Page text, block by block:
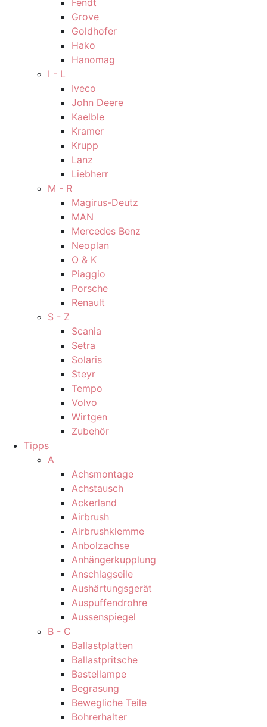
Fendt
Grove
Goldhofer
Hako
Hanomag
I - L
Iveco
John Deere
Kaelble
Kramer
Krupp
Lanz
Liebherr
M - R
Magirus-Deutz
MAN
Mercedes Benz
Neoplan
O & K
Piaggio
Porsche
Renault
S - Z
Scania
Setra
Solaris
Steyr
Tempo
Volvo
Wirtgen
Zubehör
Tipps
A
Achsmontage
Achstausch
Ackerland
Airbrush
Airbrushklemme
Anbolzachse
Anhängerkupplung
Anschlagseile
Aushärtungsgerät
Auspuffendrohre
Aussenspiegel
B - C
Ballastplatten
Ballastpritsche
Bastellampe
Begrasung
Bewegliche Teile
Bohrerhalter